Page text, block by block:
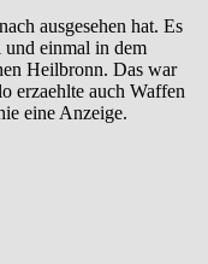
ausgesehen hat. Es
einmal in dem
Heilbronn. Das war
erzaehlte auch Waffen
eine Anzeige.